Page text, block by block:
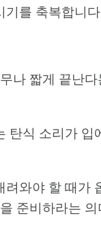
기를 축복합니
나 짧게 끝난
식 소리가
와야 할 때
준비하라는